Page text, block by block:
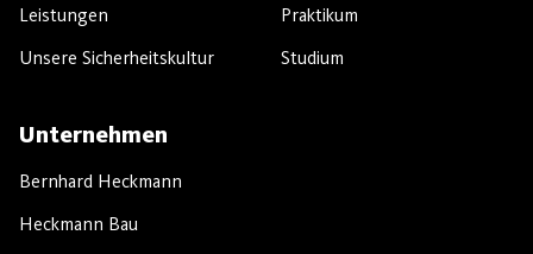
Leistungen
Unsere Sicherheitskultur
Praktikum
Studium
Unternehmen
Bernhard Heckmann
Heckmann Bau